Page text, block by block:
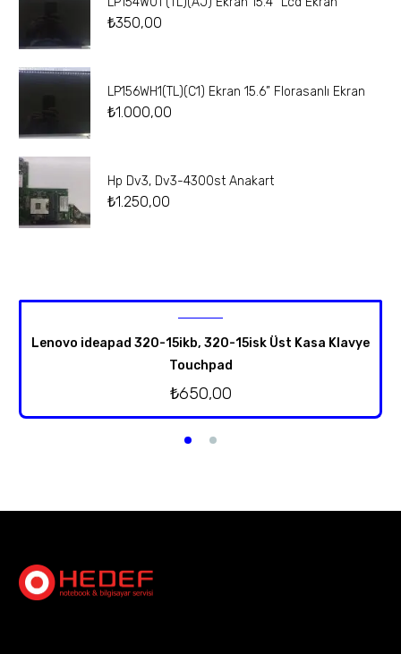
₺350,00
LP156WH1(TL)(C1) Ekran 15.6” Florasanlı Ekran
₺1.000,00
Hp Dv3, Dv3-4300st Anakart
₺1.250,00
Lenovo ideapad 320-15ikb, 320-15isk Üst Kasa Klavye
Touchpad
₺650,00